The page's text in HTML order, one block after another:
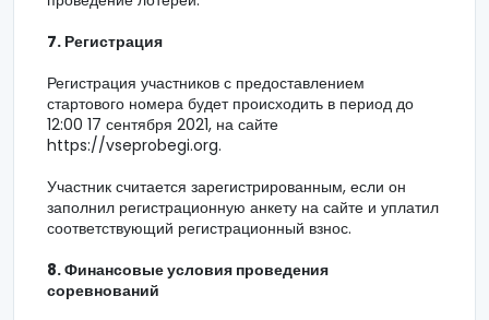
7. Регистрация
Регистрация участников с предоставлением
стартового номера будет происходить в период до
12:00 17 сентября 2021, на сайте
https://vseprobegi.org.
Участник считается зарегистрированным, если он
заполнил регистрационную анкету на сайте и уплатил
соответствующий регистрационный взнос.
8. Финансовые условия проведения
соревнований